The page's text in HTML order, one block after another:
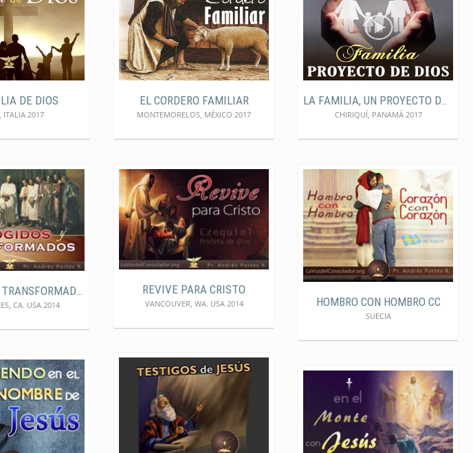
DE DIOS
ITALIA 2017
EL CORDERO FAMILIAR
MONTEMORELOS, MÉXICO 2017
LA FAMILIA, UN PROYECTO DE DIOS
CHIRIQUÍ, PANAMÁ 2017
ESCOGIDOS Y TRANSFORMADOS
CA. USA 2014
REVIVE PARA CRISTO
VANCOUVER, WA. USA 2014 HOMBRO CON HOMBRO CC
SUECIA